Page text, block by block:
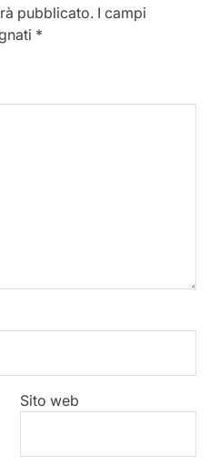
pubblicato. I campi
*
Sito web